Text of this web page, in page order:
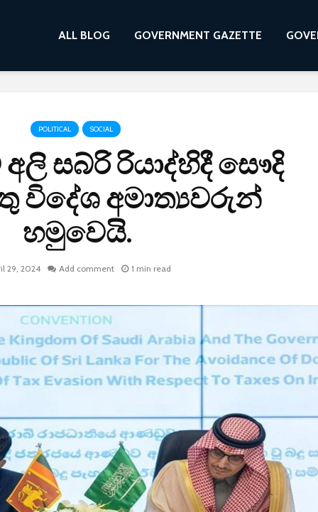
ALL BLOG GOVERNMENT GAZETTE
POLITICAL SOCIAL
අලි සබ්රි රියාද්හිදී සෞදි
විදේශ අමාත්‍යවරුන්
හමුවෙයි.
29, 2024 Add comment 1 min read
විවෘත විශ්වවිද්‍යාලයේ
පුස්තකාල හා තොරතුරු
අධ්‍යයනය පිළිබඳ
ශාස්ත්‍රවේදී උපාධිය
2026 සදහා අයදුම්පත්
කැදවීම
HelaPOS QR කේත
නිර්මාණ සේවාව
2025 (2026) අ.පො.ස.
උසස් පෙළ විභාග
ප්‍රතිඵල නිකුත් කෙරේ
යෙදුම
කරයි
සඳහා
කිරීම
ඇපල්
මෙතෙක්